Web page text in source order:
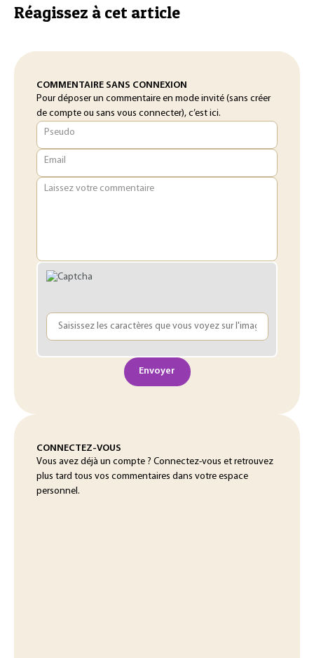
Réagissez à cet article
COMMENTAIRE SANS CONNEXION
Pour déposer un commentaire en mode invité (sans créer
de compte ou sans vous connecter), c’est ici.
Pseudo
Email
Laissez votre commentaire
Envoyer
CONNECTEZ-VOUS
Vous avez déjà un compte ? Connectez-vous et retrouvez
plus tard tous vos commentaires dans votre espace
personnel.